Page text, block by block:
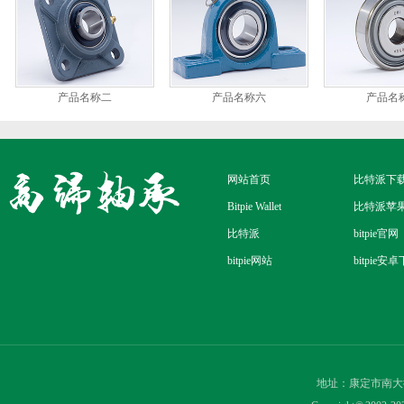
产品名称二 产品名称六 产品名
网站首页 比特派下
Bitpie Wallet 比特派苹
比特派 bitpie官网
bitpie网站 bitpie安卓
地址：康定市南